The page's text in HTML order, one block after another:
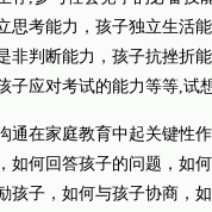
思考能力，孩子独立生活
非判断能力，孩子抗挫折
子应对考试的能力等等,试
在家庭教育中起关键性作
如何回答孩子的问题，如
孩子，如何与孩子协商，